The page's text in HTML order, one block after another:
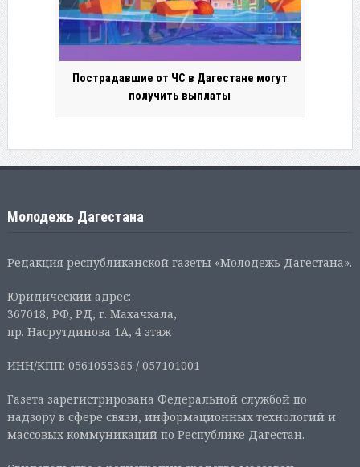
Пострадавшие от ЧС в Дагестане могут
получить выплаты
Молодежь Дагестана
Редакция республиканской газеты «Молодежь Дагестана».
Юридический адрес:
367018, РФ, РД, г. Махачкала,
пр. Насрутдинова 1А, 4 этаж
ИНН/КПП: 0561055365 / 057101001
Газета зарегистрирована Федеральной службой по
надзору в сфере связи, информационных технологий и
массовых коммуникаций по Республике Дагестан.